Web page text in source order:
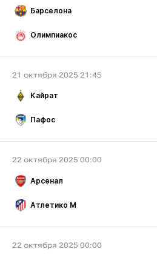
Барселона
Олимпиакос
21 октября 2025 21:45
Кайрат
Пафос
22 октября 2025 00:00
Арсенал
Атлетико М
22 октября 2025 00:00